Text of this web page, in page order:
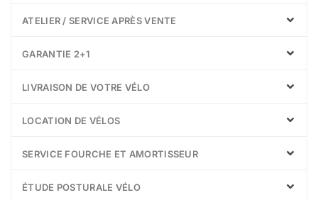
ATELIER / SERVICE APRÈS VENTE
GARANTIE 2+1
LIVRAISON DE VOTRE VÉLO
LOCATION DE VÉLOS
SERVICE FOURCHE ET AMORTISSEUR
ÉTUDE POSTURALE VÉLO